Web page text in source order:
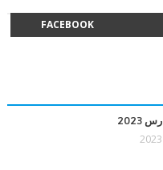
FACEBOOK